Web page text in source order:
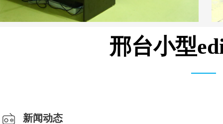
邢台小型
新闻动态